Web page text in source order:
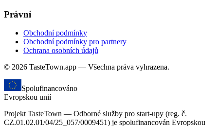
Právní
Obchodní podmínky
Obchodní podmínky pro partnery
Ochrana osobních údajů
© 2026 TasteTown.app — Všechna práva vyhrazena.
Spolufinancováno
Evropskou unií
Projekt TasteTown — Odborné služby pro start-upy (reg. č.
CZ.01.02.01/04/25_057/0009451) je spolufinancován Evropskou